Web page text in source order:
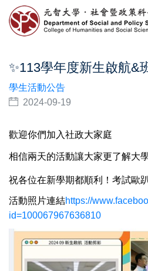
✨113學年度新生啟航&
學生活動公告
2024-09-19
歡迎你們加入社政大家庭
相信兩天的活動讓大家更了解大
祝各位在新學期都順利！考試歐趴
活動照片連結https://
id=100067967636810